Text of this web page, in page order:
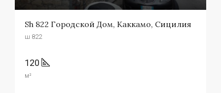
Sh 822 Городской Дом, Каккамо, Сицилия
ш 822
120
м²